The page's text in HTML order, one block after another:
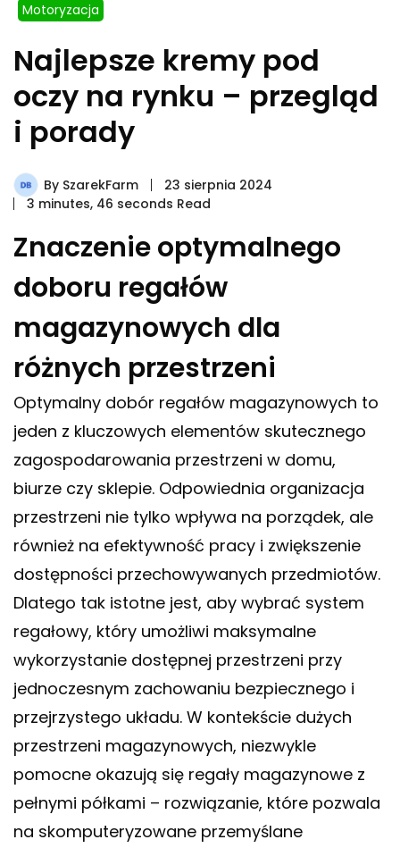
Motoryzacja
Najlepsze kremy pod
oczy na rynku – przegląd
i porady
By SzarekFarm
23 sierpnia 2024
3 minutes, 46 seconds Read
Znaczenie optymalnego
doboru regałów
magazynowych dla
różnych przestrzeni
Optymalny dobór regałów magazynowych to
jeden z kluczowych elementów skutecznego
zagospodarowania przestrzeni w domu,
biurze czy sklepie. Odpowiednia organizacja
przestrzeni nie tylko wpływa na porządek, ale
również na efektywność pracy i zwiększenie
dostępności przechowywanych przedmiotów.
Dlatego tak istotne jest, aby wybrać system
regałowy, który umożliwi maksymalne
wykorzystanie dostępnej przestrzeni przy
jednoczesnym zachowaniu bezpiecznego i
przejrzystego układu. W kontekście dużych
przestrzeni magazynowych, niezwykle
pomocne okazują się regały magazynowe z
pełnymi półkami – rozwiązanie, które pozwala
na skomputeryzowane przemyślane